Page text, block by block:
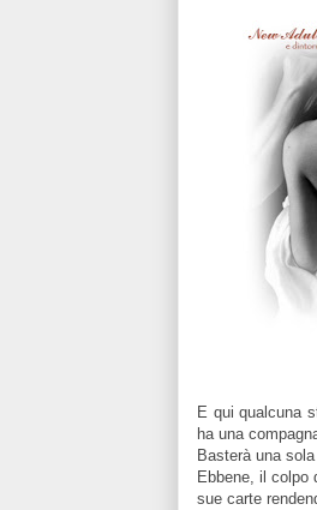
E qui qualcuna
ha una
Basterà una
Ebbene, il colpo
sue carte